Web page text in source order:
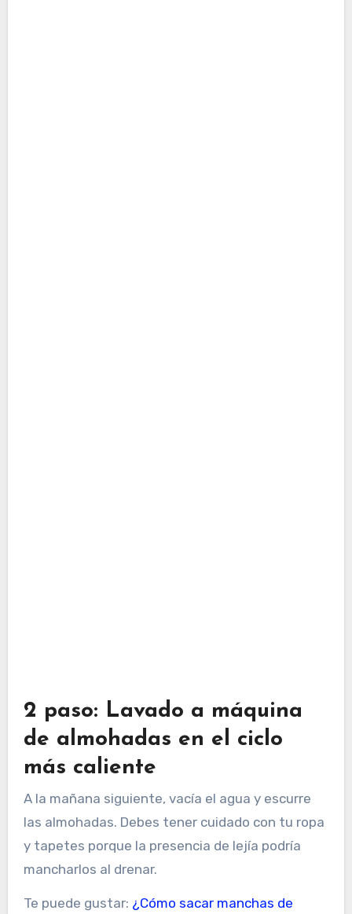
2 paso: Lavado a máquina
de almohadas en el ciclo
más caliente
A la mañana siguiente, vacía el agua y escurre
las almohadas. Debes tener cuidado con tu ropa
y tapetes porque la presencia de lejía podría
mancharlos al drenar.
Te puede gustar: ¿Cómo sacar manchas de